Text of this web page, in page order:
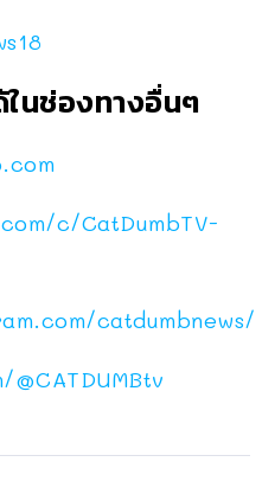
นช่องทางอื่นๆ
c/CatDumbTV-
catdumbnews/
@CATDUMBtv